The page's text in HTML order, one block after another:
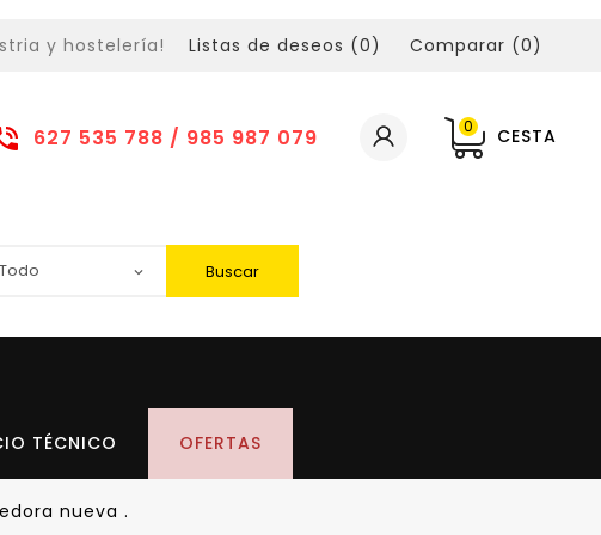
y hostelería! Comparar (0)
Listas de deseos (0)
CESTA
0
627 535 788 / 985 987 079
Buscar
TÉCNICO OFERTAS
nueva .